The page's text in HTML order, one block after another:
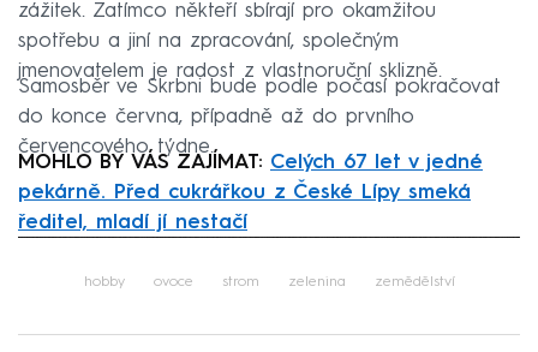
zážitek. Zatímco někteří sbírají pro okamžitou
spotřebu a jiní na zpracování, společným
jmenovatelem je radost z vlastnoruční sklizně.
Samosběr ve Skrbni bude podle počasí pokračovat
do konce června, případně až do prvního
červencového týdne.
MOHLO BY VÁS ZAJÍMAT: Celých 67 let v jedné
pekárně. Před cukrářkou z České Lípy smeká
ředitel, mladí jí nestačí
hobby ovoce strom zelenina zemědělství